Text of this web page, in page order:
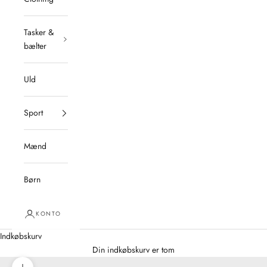
Tasker &
bælter
Uld
Sport
Mænd
Børn
KONTO
Indkøbskurv
Din indkøbskurv er tom